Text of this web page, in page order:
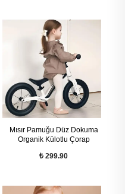
Mısır Pamuğu Düz Dokuma
Organik Külotlu Çorap
₺ 299.90